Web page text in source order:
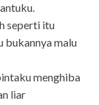
seperti itu
bukannya malu
menghiba
liar